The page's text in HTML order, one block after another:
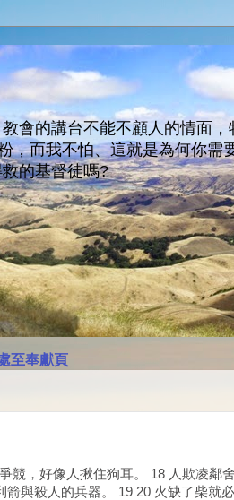
會的講台不能不顧人的情面
，而我不怕、這就是為何你
的基督徒嗎?
至奉獻頁
競，好像人揪住狗耳。 18 人欺凌鄰
與殺人的兵器。 19 20 火缺了柴就